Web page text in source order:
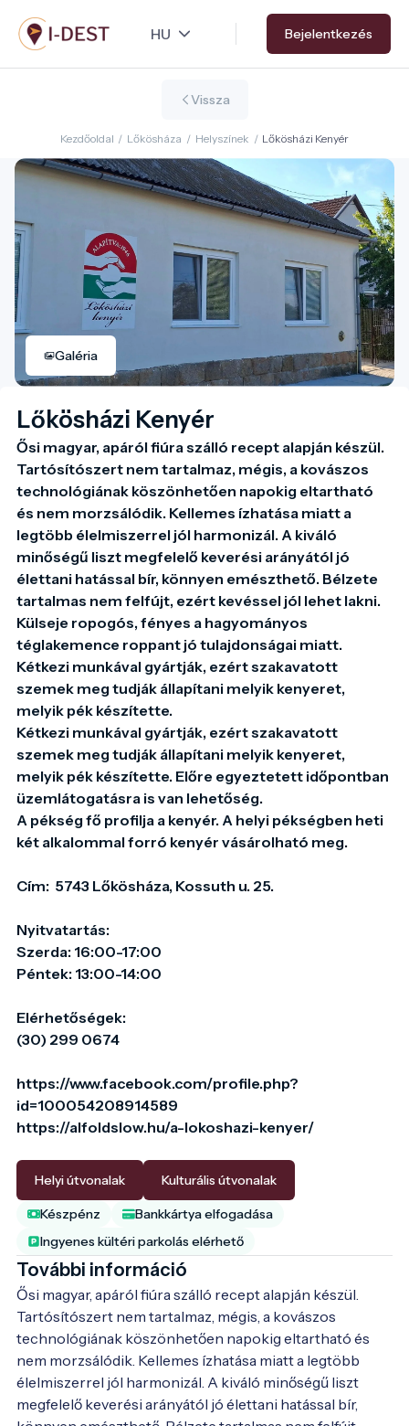
Ugrás
a
tartalomra
Bejelentkezés
Vissza
Kezdőoldal / Lőkösháza / Helyszínek / Lőkösházi Kenyér
Galéria
Lőkösházi Kenyér
Ősi magyar, apáról fiúra szálló recept alapján készül.
Tartósítószert nem tartalmaz, mégis, a kovászos
technológiának köszönhetően napokig eltartható
és nem morzsálódik. Kellemes ízhatása miatt a
legtöbb élelmiszerrel jól harmonizál. A kiváló
minőségű liszt megfelelő keverési arányától jó
élettani hatással bír, könnyen emészthető. Bélzete
tartalmas nem felfújt, ezért kevéssel jól lehet lakni.
Külseje ropogós, fényes a hagyományos
téglakemence roppant jó tulajdonságai miatt.
Kétkezi munkával gyártják, ezért szakavatott
szemek meg tudják állapítani melyik kenyeret,
melyik pék készítette.
Kétkezi munkával gyártják, ezért szakavatott
szemek meg tudják állapítani melyik kenyeret,
melyik pék készítette. Előre egyeztetett időpontban
üzemlátogatásra is van lehetőség.
A pékség fő profilja a kenyér. A helyi pékségben heti
két alkalommal forró kenyér vásárolható meg.
Cím:  5743 Lőkösháza, Kossuth u. 25.
Nyitvatartás:
Szerda: 16:00-17:00
Péntek: 13:00-14:00
Elérhetőségek:
(30) 299 0674
https://www.facebook.com/profile.php?
id=100054208914589
https://alfoldslow.hu/a-lokoshazi-kenyer/
Helyi útvonalak Kulturális útvonalak
Készpénz
Bankkártya elfogadása
Ingyenes kültéri parkolás elérhető
További információ
Ősi magyar, apáról fiúra szálló recept alapján készül.
Tartósítószert nem tartalmaz, mégis, a kovászos
technológiának köszönhetően napokig eltartható és
nem morzsálódik. Kellemes ízhatása miatt a legtöbb
élelmiszerrel jól harmonizál. A kiváló minőségű liszt
megfelelő keverési arányától jó élettani hatással bír,